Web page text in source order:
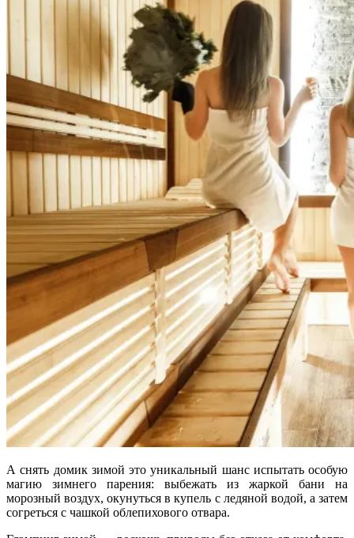
А снять домик зимой это уникальный шанс испытать особую
магию зимнего парения: выбежать из жаркой бани на
морозный воздух, окунуться в купель с ледяной водой, а затем
согреться с чашкой облепихового отвара.